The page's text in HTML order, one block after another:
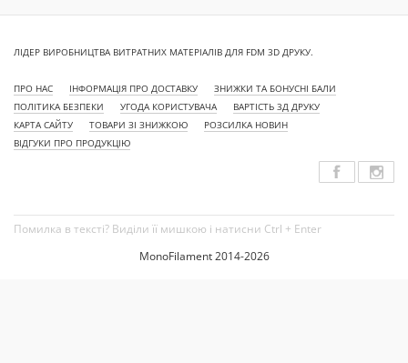
ЛІДЕР ВИРОБНИЦТВА ВИТРАТНИХ МАТЕРІАЛІВ ДЛЯ FDM 3D ДРУКУ.
ПРО НАС ІНФОРМАЦІЯ ПРО ДОСТАВКУ
ЗНИЖКИ ТА БОНУСНІ БАЛИ
ПОЛІТИКА БЕЗПЕКИ
УГОДА КОРИСТУВАЧА
ВАРТІСТЬ 3Д ДРУКУ
КАРТА САЙТУ
ТОВАРИ ЗІ ЗНИЖКОЮ
РОЗСИЛКА НОВИН
ВІДГУКИ ПРО ПРОДУКЦІЮ
Помилка в тексті? Виділи її мишкою і натисни Ctrl + Enter
MonoFilament 2014-2026